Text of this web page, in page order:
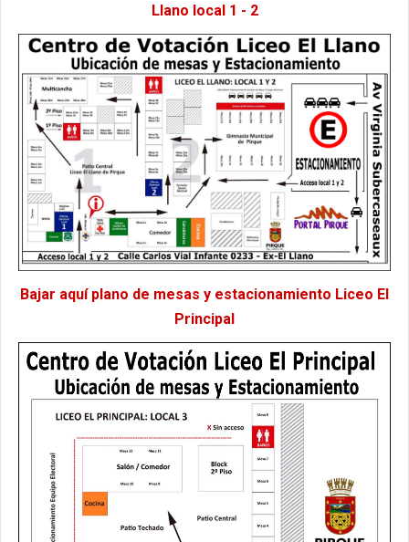
Llano local 1 - 2
Bajar aquí plano de mesas y estacionamiento Liceo El
Principal